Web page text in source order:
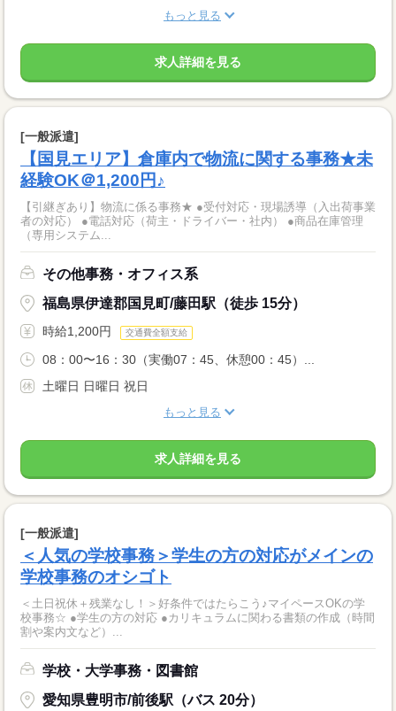
もっと見る
求人詳細を見る
[一般派遣]
【国見エリア】倉庫内で物流に関する事務★未
経験OK＠1,200円♪
【引継ぎあり】物流に係る事務★ ●受付対応・現場誘導（入出荷事業
者の対応） ●電話対応（荷主・ドライバー・社内） ●商品在庫管理
（専用システム...
その他事務・オフィス系
福島県伊達郡国見町/藤田駅（徒歩 15分）
時給1,200円 交通費全額支給
08：00〜16：30（実働07：45、休憩00：45）...
土曜日 日曜日 祝日
もっと見る
求人詳細を見る
[一般派遣]
＜人気の学校事務＞学生の方の対応がメインの
学校事務のオシゴト
＜土日祝休＋残業なし！＞好条件ではたらこう♪マイペースOKの学
校事務☆ ●学生の方の対応 ●カリキュラムに関わる書類の作成（時間
割や案内文など）...
学校・大学事務・図書館
愛知県豊明市/前後駅（バス 20分）